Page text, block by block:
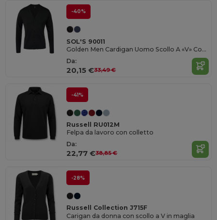
-40%
SOL'S 90011
Golden Men Cardigan Uomo Scollo A «V» Con Bottoni
Da:
20,15 €33,49 €
-41%
Russell RU012M
Felpa da lavoro con colletto
Da:
22,77 €38,85 €
-28%
Russell Collection J715F
Carigan da donna con scollo a V in maglia